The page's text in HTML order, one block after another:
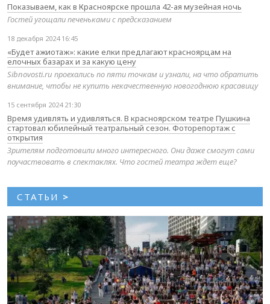
Показываем, как в Красноярске прошла 42-ая музейная ночь
Гостей угощали печеньками с предсказанием
18 декабря 2024 16:45
«Будет ажиотаж»: какие елки предлагают красноярцам на
елочных базарах и за какую цену
Sibnovosti.ru проехались по пяти точкам и узнали, на что обратить
внимание, чтобы не купить некачественную новогоднюю красавицу
15 сентября 2024 21:30
Время удивлять и удивляться. В красноярском театре Пушкина
стартовал юбилейный театральный сезон. Фоторепортаж с
открытия
Зрителям подготовили много интересного. Они даже смогут сами
поучаствовать в спектаклях. Что гостей театра ждет еще?
СТАТЬИ >